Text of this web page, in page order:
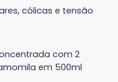
cólicas e tensão
com 2
em 500ml